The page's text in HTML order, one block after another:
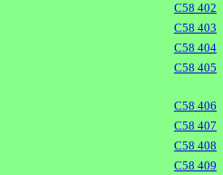
C58 402
C58 403
C58 404
C58 405
C58 406
C58 407
C58 408
C58 409